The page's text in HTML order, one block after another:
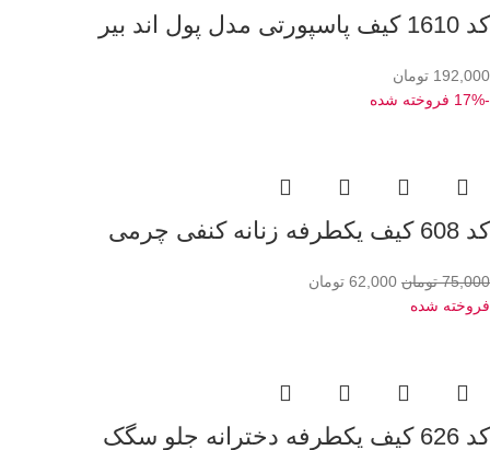
کد 1610 کیف پاسپورتی مدل پول اند بیر
192,000 تومان
-17%
فروخته شده
کد 608 کیف یکطرفه زنانه کنفی چرمی
75,000 تومان 62,000 تومان
فروخته شده
کد 626 کیف یکطرفه دخترانه جلو سگک